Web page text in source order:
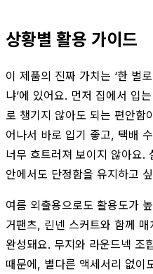
상황별 활용 가이드
이 제품의 진짜 가치는 ‘한 벌
냐’에 있어요. 먼저 집에서 입
로 챙기지 않아도 되는 편안함
어나서 바로 입기 좋고, 택배
너무 흐트러져 보이지 않아요.
안에서도 단정함을 유지하고
여름 외출용으로도 활용도가
거팬츠, 린넨 스커트와 함께
완성돼요. 무지와 라운드넥 조
때문에, 별다른 액세서리 없이